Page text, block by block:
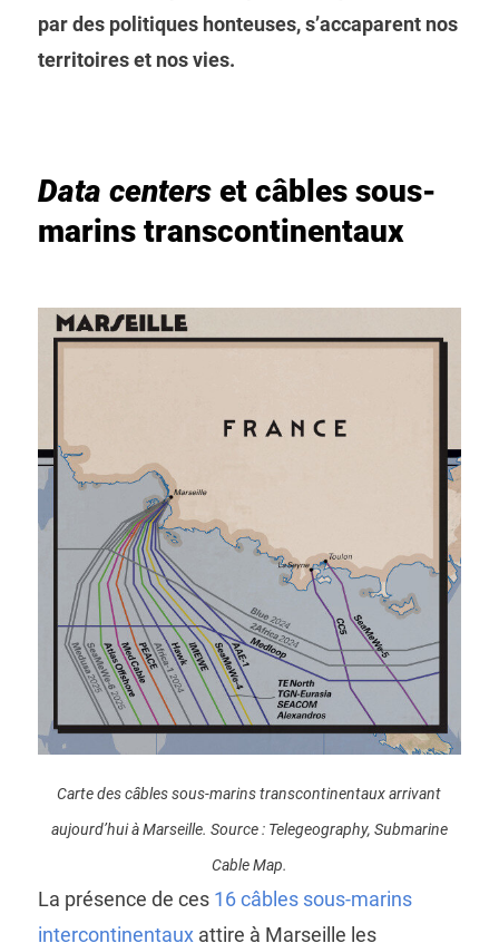
par des politiques honteuses, s’accaparent nos
territoires et nos vies.
Data centerset câbles sous-
marins transcontinentaux
Carte des câbles sous-marins transcontinentaux arrivant
aujourd’hui à Marseille. Source : Telegeography, Submarine
Cable Map.
La présence de ces 16 câbles sous-marins
intercontinentauxattire à Marseille les